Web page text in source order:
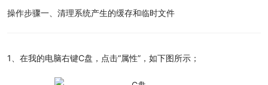
操作步骤一、清理系统产生的缓存和临时文件
1、在我的电脑右键C盘，点击“属性”，如下图所示；